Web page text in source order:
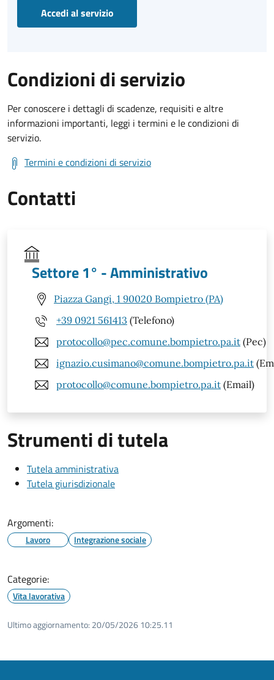
Accedi al servizio
Condizioni di servizio
Per conoscere i dettagli di scadenze, requisiti e altre
informazioni importanti, leggi i termini e le condizioni di
servizio.
Termini e condizioni di servizio
Contatti
Settore 1° - Amministrativo
Piazza Gangi, 1 90020 Bompietro (PA)
+39 0921 561413 (Telefono)
protocollo@pec.comune.bompietro.pa.it (Pec)
ignazio.cusimano@comune.bompietro.pa.it
protocollo@comune.bompietro.pa.it (Email)
Strumenti di tutela
Tutela amministrativa
Tutela giurisdizionale
Argomenti:
Lavoro Integrazione sociale
Categorie:
Vita lavorativa
Ultimo aggiornamento: 20/05/2026 10:25.11